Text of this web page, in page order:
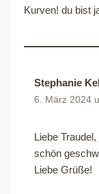
Kurven! du bist
Stephanie
6. März 2024
Liebe
schön
Liebe Grüße!